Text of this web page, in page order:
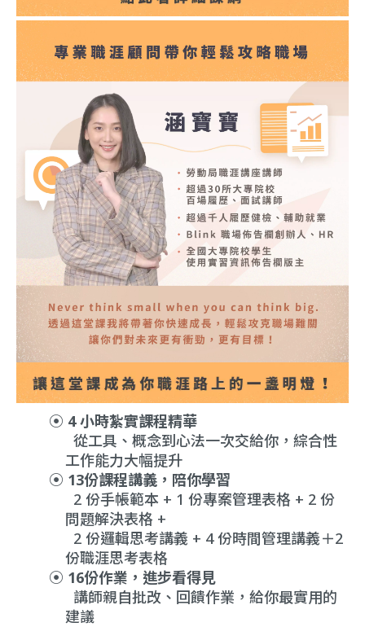
⦿ 4 小時紮實課程精華
從工具、概念到心法一次交給你，綜合性
工作能力大幅提升
⦿ 13份課程講義，陪你學習
2 份手帳範本 + 1 份專案管理表格 + 2 份
問題解決表格 +
2 份邏輯思考講義 + 4 份時間管理講義＋2
份職涯思考表格
⦿ 16份作業，進步看得見
講師親自批改、回饋作業，給你最實用的
建議